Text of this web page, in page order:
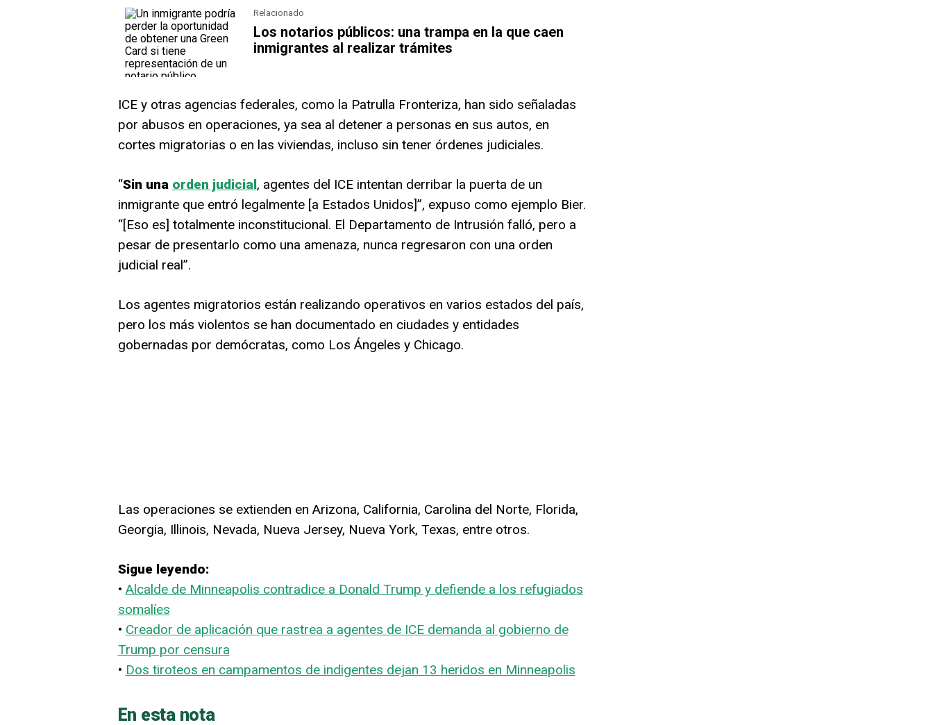
Relacionado
Los notarios públicos: una trampa en la que caen
inmigrantes al realizar trámites
ICE y otras agencias federales, como la Patrulla Fronteriza, han sido señaladas
por abusos en operaciones, ya sea al detener a personas en sus autos, en
cortes migratorias o en las viviendas, incluso sin tener órdenes judiciales.
“Sin una orden judicial, agentes del ICE intentan derribar la puerta de un
inmigrante que entró legalmente [a Estados Unidos]”, expuso como ejemplo Bier.
“[Eso es] totalmente inconstitucional. El Departamento de Intrusión falló, pero a
pesar de presentarlo como una amenaza, nunca regresaron con una orden
judicial real”.
Los agentes migratorios están realizando operativos en varios estados del país,
pero los más violentos se han documentado en ciudades y entidades
gobernadas por demócratas, como Los Ángeles y Chicago.
Las operaciones se extienden en Arizona, California, Carolina del Norte, Florida,
Georgia, Illinois, Nevada, Nueva Jersey, Nueva York, Texas, entre otros.
Sigue leyendo:
• Alcalde de Minneapolis contradice a Donald Trump y defiende a los refugiados
somalíes
• Creador de aplicación que rastrea a agentes de ICE demanda al gobierno de
Trump por censura
• Dos tiroteos en campamentos de indigentes dejan 13 heridos en Minneapolis
En esta nota